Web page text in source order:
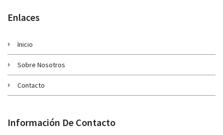
Enlaces
Inicio
Sobre Nosotros
Contacto
Información De Contacto